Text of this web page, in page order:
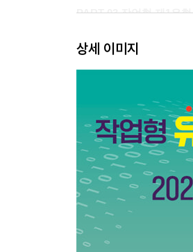
PART 03 작업형 제1유
CHAPTER 01 빅데이터
CHAPTER 02 마무리 문
PART 04 작업형 제3유형
CHAPTER 01 통계적 가
CHAPTER 02 통계적 가
CHAPTER 03 회귀분석
CHAPTER 04 마무리 문제
PART 05 최신 기출복원
상세 이미지